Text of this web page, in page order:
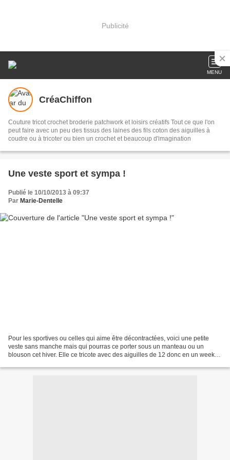
Publicité
MENU
CréaChiffon
Couture tricot crochet broderie patchwork et loisirs créatifs Tout ce que l'on
peut faire avec un peu des tissus des laines des fils coton des aiguilles à
coudre ou à tricoter ou bien un crochet et beaucoup d'imagination
Une veste sport et sympa !
Publié le 10/10/2013 à 09:37
Par Marie-Dentelle
Pour les sportives ou celles qui aime être décontractées, voici une petite
veste sans manche mais qui pourras ce porter sous un manteau ou un
blouson cet hiver. Elle ce tricote avec des aiguilles de 12 donc en un week-